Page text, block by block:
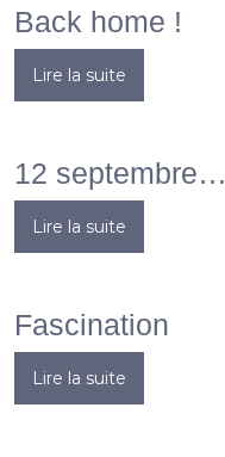
Back home !
Lire la suite
12 septembre…
Lire la suite
Fascination
Lire la suite